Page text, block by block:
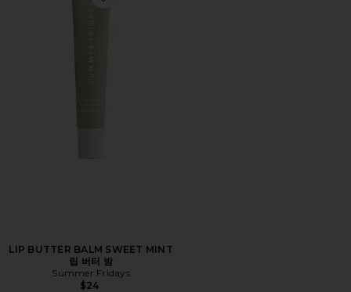
Favorite LIP BUTTER BALM SWEET MINT 립 버터 밤
LIP BUTTER BALM SWEET MINT
립 버터 밤
Summer Fridays
$24